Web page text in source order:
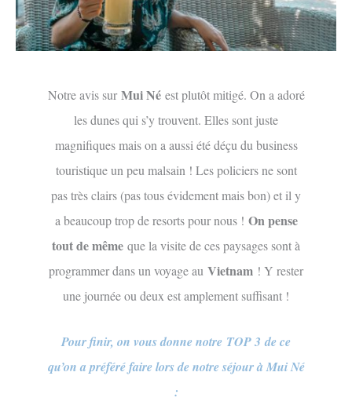
Notre avis surMui Néest plutôt mitigé. On a adoré
les dunes qui s’y trouvent. Elles sont juste
magnifiques mais on a aussi été déçu du business
touristique un peu malsain ! Les policiers ne sont
pas très clairs (pas tous évidement mais bon) et il y
a beaucoup trop de resorts pour nous ! On pense
tout de même que la visite de ces paysages sont à
programmer dans un voyage au Vietnam ! Y rester
une journée ou deux est amplement suffisant !
Pour finir, on vous donne notre TOP 3 de ce
qu’on a préféré faire lors de notre séjour à Mui Né
: